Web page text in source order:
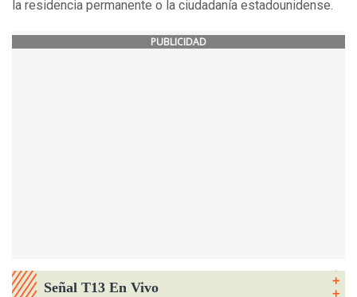
la residencia permanente o la ciudadanía estadounidense.
PUBLICIDAD
Señal T13 En Vivo